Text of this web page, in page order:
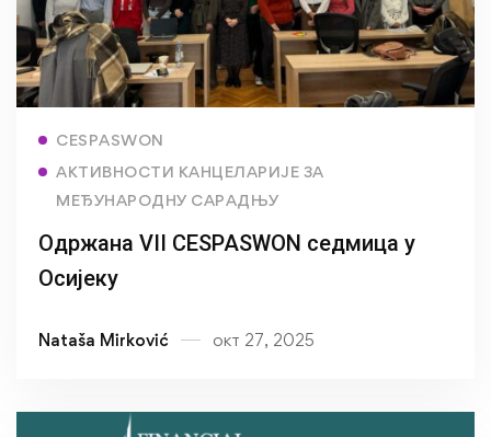
CESPASWON
АКТИВНОСТИ КАНЦЕЛАРИЈЕ ЗА
МЕЂУНАРОДНУ САРАДЊУ
Одржана VII CESPASWON седмица у
Осијеку
Nataša Mirković окт 27, 2025